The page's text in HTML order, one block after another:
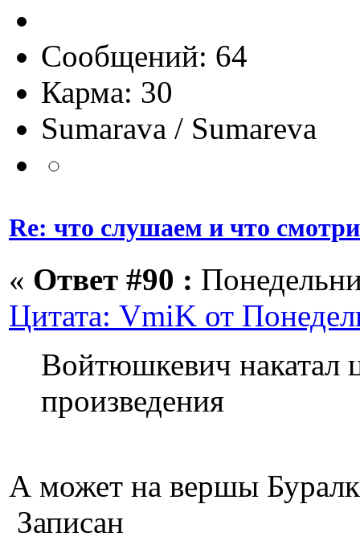
Сообщений: 64
Карма: 30
Sumarava / Sumareva
Re: что слушаем и что
« Ответ #90 :
Цитата: VmiK от
Войтюшкевич накатал
произведения
А может на вершы
Записан